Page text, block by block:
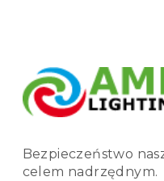
Bezpieczeństwo
celem nadrzędnym.